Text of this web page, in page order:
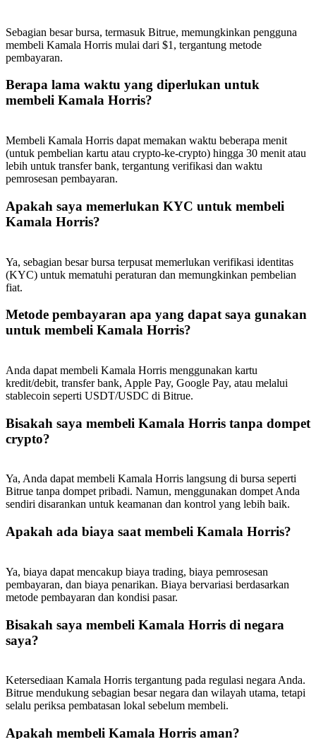
BTC Welcome Rewards
Deposit CASHCAT & Win
Exclusive for BitMart Users
Register & Trade to Win 500,000 USDT
Trade Gold & Silver · 33,333 USDT Bonus
USDT New User Exclusive 10% APR
BTC New User Exclusive: 6.5% APR
BTC Flexible Staking | Daily Rewards
Lebih Banyak Acara
Menangkan Hadiah dan Hadiah Eksklusif
Pusat Hadiah
Sebagian besar bursa, termasuk Bitrue, memungkinkan pengguna
membeli Kamala Horris mulai dari $1, tergantung metode
pembayaran.
Berapa lama waktu yang diperlukan untuk
membeli Kamala Horris?
Membeli Kamala Horris dapat memakan waktu beberapa menit
(untuk pembelian kartu atau crypto-ke-crypto) hingga 30 menit atau
lebih untuk transfer bank, tergantung verifikasi dan waktu
pemrosesan pembayaran.
Apakah saya memerlukan KYC untuk membeli
Kamala Horris?
Ya, sebagian besar bursa terpusat memerlukan verifikasi identitas
(KYC) untuk mematuhi peraturan dan memungkinkan pembelian
fiat.
Metode pembayaran apa yang dapat saya gunakan
untuk membeli Kamala Horris?
Anda dapat membeli Kamala Horris menggunakan kartu
kredit/debit, transfer bank, Apple Pay, Google Pay, atau melalui
stablecoin seperti USDT/USDC di Bitrue.
Bisakah saya membeli Kamala Horris tanpa dompet
crypto?
Ya, Anda dapat membeli Kamala Horris langsung di bursa seperti
Bitrue tanpa dompet pribadi. Namun, menggunakan dompet Anda
sendiri disarankan untuk keamanan dan kontrol yang lebih baik.
Apakah ada biaya saat membeli Kamala Horris?
Ya, biaya dapat mencakup biaya trading, biaya pemrosesan
pembayaran, dan biaya penarikan. Biaya bervariasi berdasarkan
metode pembayaran dan kondisi pasar.
Bisakah saya membeli Kamala Horris di negara
saya?
Ketersediaan Kamala Horris tergantung pada regulasi negara Anda.
Bitrue mendukung sebagian besar negara dan wilayah utama, tetapi
selalu periksa pembatasan lokal sebelum membeli.
Apakah membeli Kamala Horris aman?